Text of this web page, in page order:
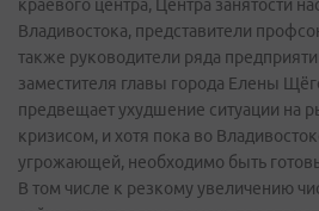
краевого центра, Центра занятости
Владивостока, представители
также руководители ряда
заместителя главы города Елены
предвещает ухудшение ситуации на
кризисом, и хотя пока во
угрожающей, необходимо быть
В том числе к резкому увеличению